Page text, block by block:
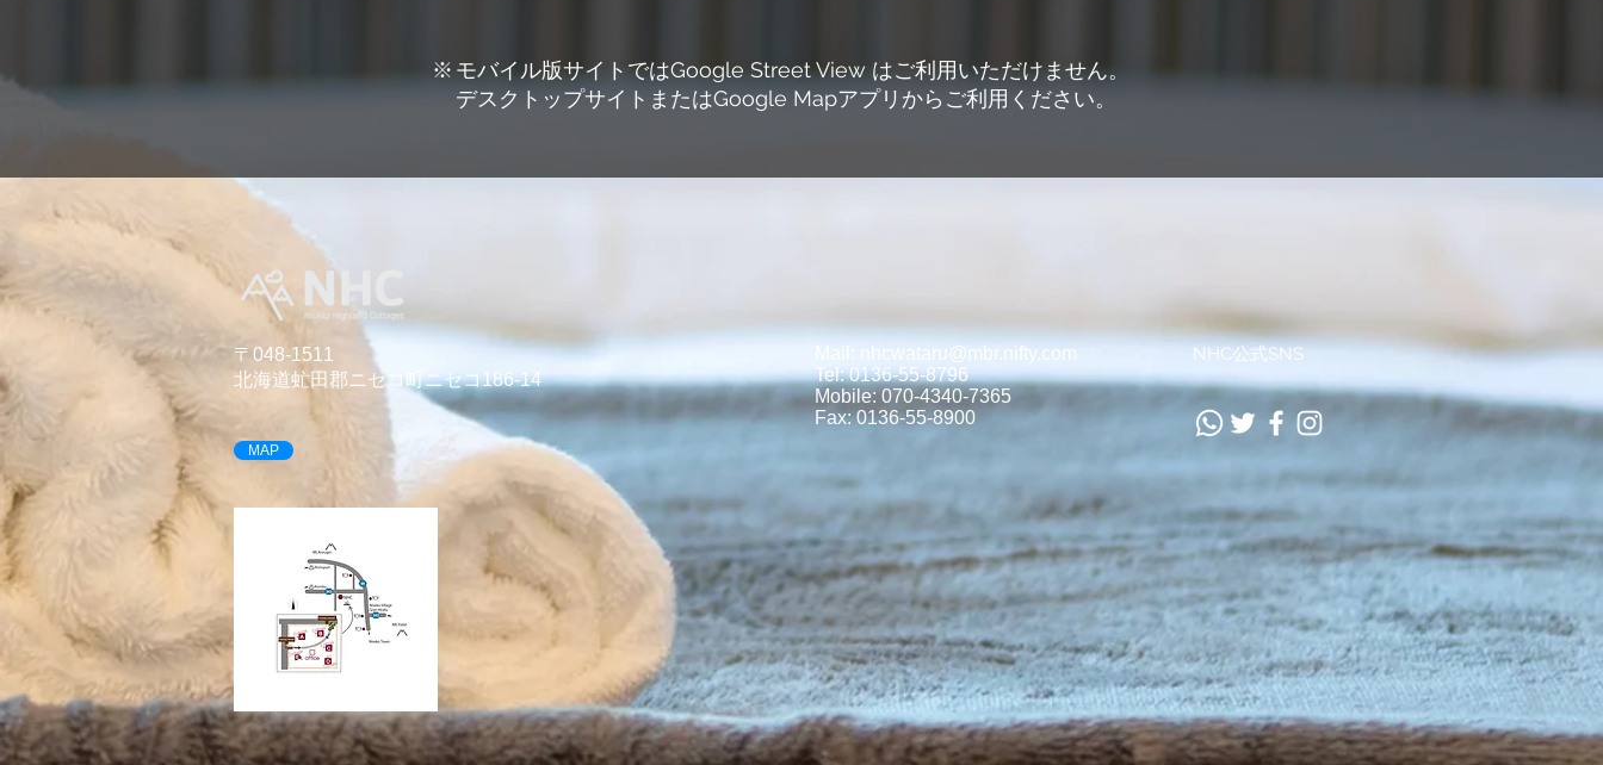
モバイル版サイトではGoogle Street View はご利用いただけません。
​デスクトップサイトまたはGoogle Mapアプリからご利用ください。
※
​〒048-1511
北海道虻田郡ニセコ町ニセコ186-14
MAP
Mail: nhcwataru@mbr.nifty.com
Tel: 0136-55-8796
Mobile: 070-4340-7365
Fax: 0136-55-8900
NHC公式SNS